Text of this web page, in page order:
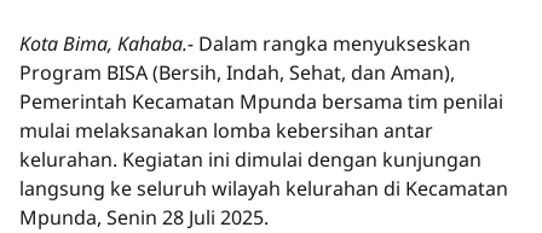
Kota Bima, Kahaba.- Dalam rangka menyukseskan
Program BISA (Bersih, Indah, Sehat, dan Aman),
Pemerintah Kecamatan Mpunda bersama tim penilai
mulai melaksanakan lomba kebersihan antar
kelurahan. Kegiatan ini dimulai dengan kunjungan
langsung ke seluruh wilayah kelurahan di Kecamatan
Mpunda, Senin 28 Juli 2025.